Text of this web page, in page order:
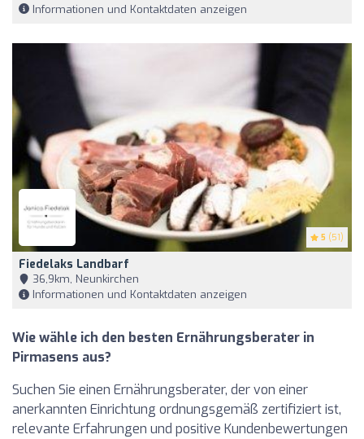
Informationen und Kontaktdaten anzeigen
5 (51)
Fiedelaks Landbarf
36,9km, Neunkirchen
Informationen und Kontaktdaten anzeigen
Wie wähle ich den besten Ernährungsberater in
Pirmasens aus?
Suchen Sie einen Ernährungsberater, der von einer
anerkannten Einrichtung ordnungsgemäß zertifiziert ist,
relevante Erfahrungen und positive Kundenbewertungen